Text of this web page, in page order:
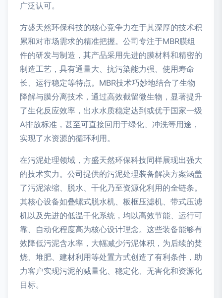
广泛认可。
方盛天然环保科技的核心竞争力在于其深厚的技术积
累和对市场需求的精准把握。公司专注于MBR膜组
件的研发与制造，其产品采用先进的膜材料和精密的
制造工艺，具有通量大、抗污染能力强、使用寿命
长、运行稳定等特点。MBR技术巧妙地结合了生物
降解与膜分离技术，通过高效截留微生物，显著提升
了生化反应效率，出水水质稳定达到或优于国家一级
A排放标准，甚至可直接回用于绿化、冲洗等用途，
实现了水资源的循环利用。
在污泥处理领域，方盛天然环保科技同样展现出强大
的技术实力。公司提供的污泥处理装备解决方案涵盖
了污泥浓缩、脱水、干化乃至资源化利用的全链条。
其核心设备如叠螺式脱水机、板框压滤机、带式压滤
机以及先进的低温干化系统，均以高效节能、运行可
靠、自动化程度高为核心设计理念。这些装备能够有
效降低污泥含水率，大幅减少污泥体积，为后续的焚
烧、堆肥、建材利用等处置方式创造了有利条件，助
力客户实现污泥的减量化、稳定化、无害化和资源化
目标。